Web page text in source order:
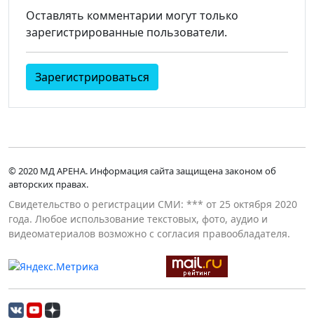
Оставлять комментарии могут только
зарегистрированные пользователи.
Зарегистрироваться
© 2020 МД АРЕНА. Информация сайта защищена законом об
авторских правах.
Свидетельство о регистрации СМИ: *** от 25 октября 2020
года. Любое использование текстовых, фото, аудио и
видеоматериалов возможно с согласия правообладателя.